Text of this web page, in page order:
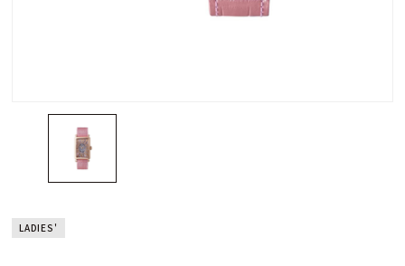
LADIES'